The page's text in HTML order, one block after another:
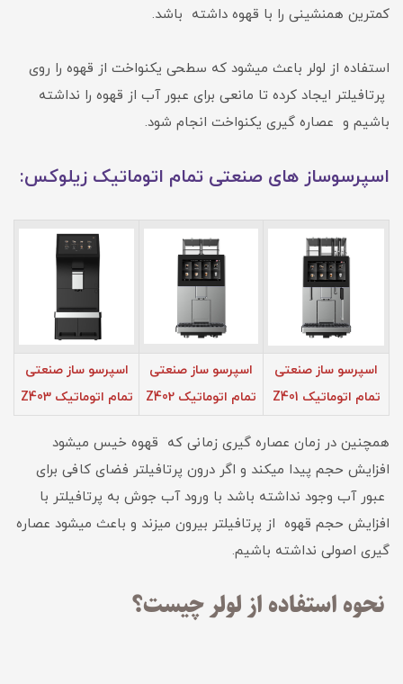
کمترین همنشینی را با قهوه داشته باشد.
استفاده از لولر باعث میشود که سطحی یکنواخت از قهوه را روی
پرتافیلتر ایجاد کرده تا مانعی برای عبور آب از قهوه را نداشته
باشیم و عصاره گیری یکنواخت انجام شود.
اسپرسوساز های صنعتی تمام اتوماتیک زیلوکس:
اسپرسو ساز صنعتی
تمام اتوماتیک Z401
اسپرسو ساز صنعتی
تمام اتوماتیک Z402
اسپرسو ساز صنعتی
تمام اتوماتیک Z403
همچنین در زمان عصاره گیری زمانی که قهوه خیس میشود
افزایش حجم پیدا میکند و اگر درون پرتافیلتر فضای کافی برای
عبور آب وجود نداشته باشد با ورود آب جوش به پرتافیلتر با
افزایش حجم قهوه از پرتافیلتر بیرون میزند و باعث میشود عصاره
گیری اصولی نداشته باشیم.
نحوه استفاده از لولر چیست؟